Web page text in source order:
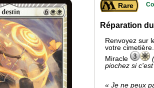
Rare
Réparation
Renvoyez sur
votre cimetière.
Miracle
piochez si
« Je ne peux